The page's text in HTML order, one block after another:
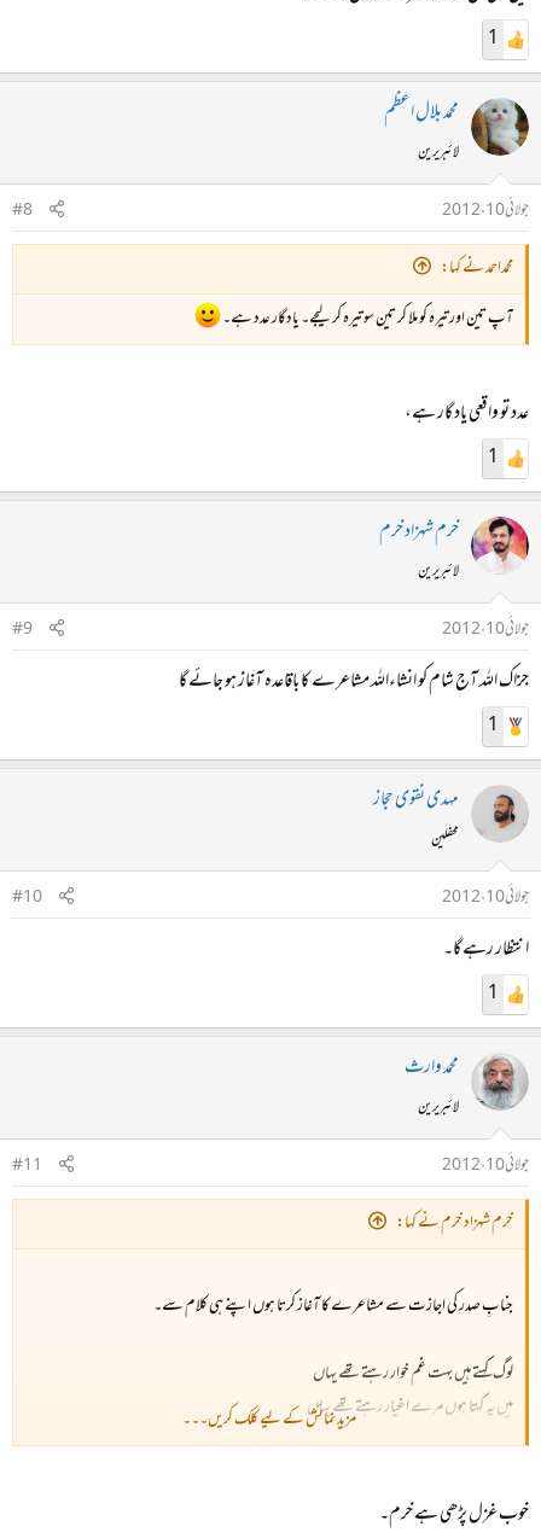
1
محمد بلال اعظم
لائبریرین
جولائی 10، 2012
#8
محمداحمد نے کہا:
آپ تین اور تیرہ کو ملا کر تین سو تیرہ کر لیجے۔ یادگار عدد ہے۔
عدد تو واقعی یاد گار ہے،
1
خرم شہزاد خرم
لائبریرین
جولائی 10، 2012
#9
جزاک اللہ آج شام کو انشاءاللہ مشاعرے کا باقاعدہ آغاز ہو جائے گا
1
مہدی نقوی حجاز
محفلین
جولائی 10، 2012
#10
انتظار رہے گا۔
1
محمد وارث
لائبریرین
جولائی 10، 2012
#11
خرم شہزاد خرم نے کہا:
جنابِ صدر کی اجازت سے مشاعرے کا آغاز کرتا ہوں اپنے ہی کلام سے۔​
لوگ کہتے ہیں بہت غم خوار رہتے تھے یہاں​
میں یہ کہتا ہوں مرے اغیار رہتے تھے یہاں​
چاند سورج رات دن بارش زمیں بادل فلک​
مزید نمائش کے لیے کلک کریں۔۔۔
خوب غزل پڑھی ہے خرم۔